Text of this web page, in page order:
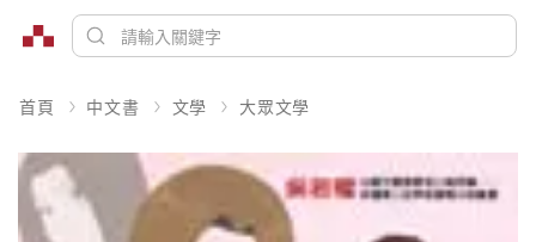
首頁 中文書 文學 大眾文學